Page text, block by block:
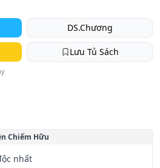
DS.Chương
Lưu Tủ Sách
Chiếm Hữu
nhất